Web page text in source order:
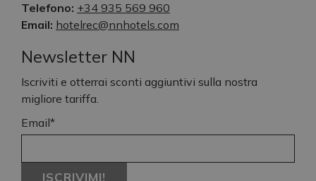
Telefono: +34 935 569 960
Email: hotelrec@nnhotels.com
Newsletter NN
Iscriviti e otterrai sconti aggiuntivi sulla nostra
migliore tariffa.
Email*
ISCRIVIMI!